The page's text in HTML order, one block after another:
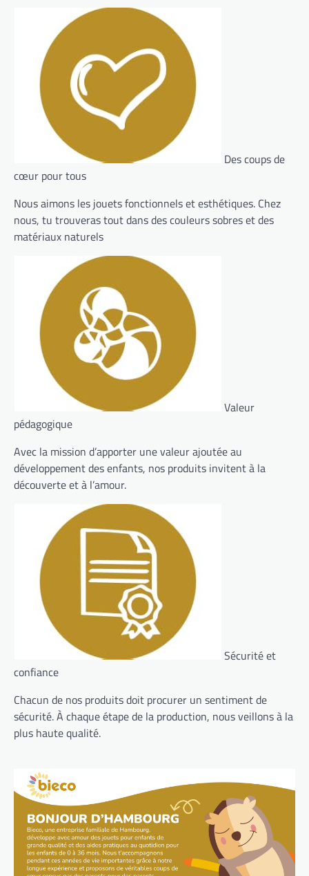
Des coups de
cœur pour tous
Nous aimons les jouets fonctionnels et esthétiques. Chez
nous, tu trouveras tout dans des couleurs sobres et des
matériaux naturels
Valeur
pédagogique
Avec la mission d’apporter une valeur ajoutée au
développement des enfants, nos produits invitent à la
découverte et à l’amour.
Sécurité et
confiance
Chacun de nos produits doit procurer un sentiment de
sécurité. À chaque étape de la production, nous veillons à la
plus haute qualité.